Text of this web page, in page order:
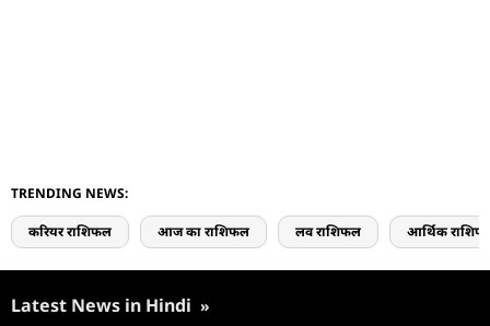
TRENDING NEWS:
करियर राशिफल आज का राशिफल लव राशिफल आर्थिक
Latest News in Hindi »